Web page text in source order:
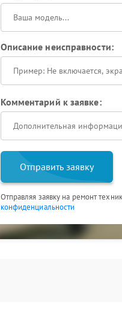
Описание неисправности:
Комментарий к заявке:
Отправить заявку
Отправляя заявку на ремонт
конфиденциальности